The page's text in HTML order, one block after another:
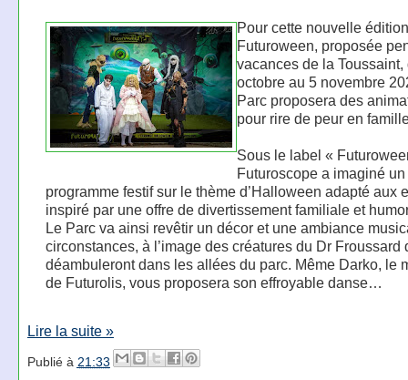
Pour cette nouvelle
Futuroween, proposée
vacances de la Toussaint,
octobre au 5 novembre
Parc proposera des
pour rire de peur en
Sous le label «
Futuroscope a imaginé un
programme festif sur le thème d’Halloween adapté aux
inspiré par une offre de divertissement familiale et
Le Parc va ainsi revêtir un décor et une ambiance
circonstances, à l’image des créatures du Dr Froussard
déambuleront dans les allées du parc. Même Darko, le
de Futurolis, vous proposera son effroyable danse…
Lire la suite »
Publié à 21:33